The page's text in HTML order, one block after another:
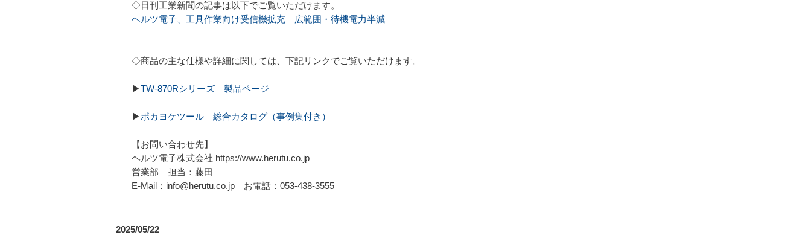
◇日刊工業新聞の記事は以下でご覧いただけます。
ヘルツ電子、工具作業向け受信機拡充 広範囲・待機電力半減
◇商品の主な仕様や詳細に関しては、下記リンクでご覧いただけます。
▶TW-870Rシリーズ 製品ページ
▶ ポカヨケツール 総合カタログ（事例集付き）
【お問い合わせ先】
ヘルツ電子株式会社 https://www.herutu.co.jp
営業部 担当：藤田
E-Mail：info@herutu.co.jp お電話：053-438-3555
2025/05/22